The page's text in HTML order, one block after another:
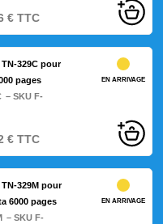
€TTC
329C pour
pages
– SKU F-
EN ARRIVAGE
€TTC
329M pour
6000 pages
– SKU F-
EN ARRIVAGE